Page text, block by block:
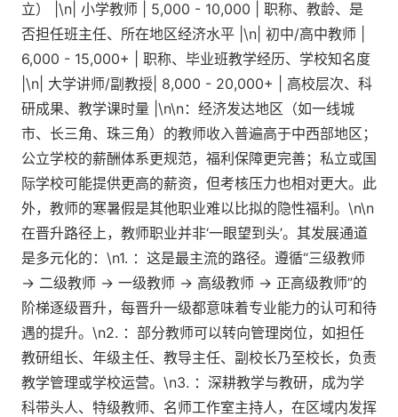
立） |\n| 小学教师 | 5,000 - 10,000 | 职称、教龄、是
否担任班主任、所在地区经济水平 |\n| 初中/高中教师 |
6,000 - 15,000+ | 职称、毕业班教学经历、学校知名度
|\n| 大学讲师/副教授| 8,000 - 20,000+ | 高校层次、科
研成果、教学课时量 |\n\n：经济发达地区（如一线城
市、长三角、珠三角）的教师收入普遍高于中西部地区；
公立学校的薪酬体系更规范，福利保障更完善；私立或国
际学校可能提供更高的薪资，但考核压力也相对更大。此
外，教师的寒暑假是其他职业难以比拟的隐性福利。\n\n
在晋升路径上，教师职业并非‘一眼望到头’。其发展通道
是多元化的：\n1. ：这是最主流的路径。遵循“三级教师
→ 二级教师 → 一级教师 → 高级教师 → 正高级教师”的
阶梯逐级晋升，每晋升一级都意味着专业能力的认可和待
遇的提升。\n2. ：部分教师可以转向管理岗位，如担任
教研组长、年级主任、教导主任、副校长乃至校长，负责
教学管理或学校运营。\n3. ：深耕教学与教研，成为学
科带头人、特级教师、名师工作室主持人，在区域内发挥